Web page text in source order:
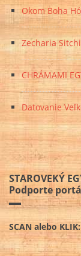
Okom Boha
Zecharia
CHRÁMAMI
Datovanie
STAROVEKÝ
Podporte
SCAN alebo KLIK: